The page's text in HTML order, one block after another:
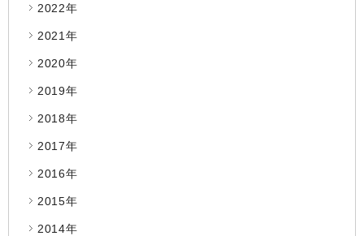
2022年
2021年
2020年
2019年
2018年
2017年
2016年
2015年
2014年